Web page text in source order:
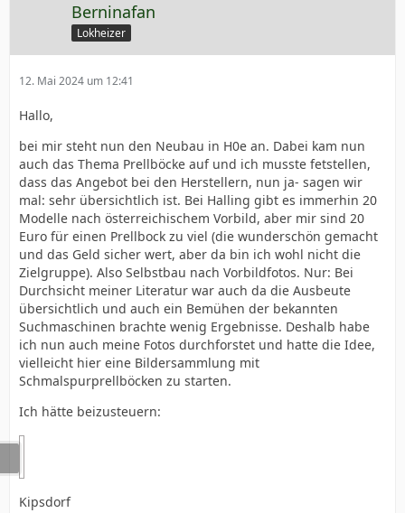
Berninafan
Lokheizer
12. Mai 2024 um 12:41
Hallo,
bei mir steht nun den Neubau in H0e an. Dabei kam nun
auch das Thema Prellböcke auf und ich musste fetstellen,
dass das Angebot bei den Herstellern, nun ja- sagen wir
mal: sehr übersichtlich ist. Bei Halling gibt es immerhin 20
Modelle nach österreichischem Vorbild, aber mir sind 20
Euro für einen Prellbock zu viel (die wunderschön gemacht
und das Geld sicher wert, aber da bin ich wohl nicht die
Zielgruppe). Also Selbstbau nach Vorbildfotos. Nur: Bei
Durchsicht meiner Literatur war auch da die Ausbeute
übersichtlich und auch ein Bemühen der bekannten
Suchmaschinen brachte wenig Ergebnisse. Deshalb habe
ich nun auch meine Fotos durchforstet und hatte die Idee,
vielleicht hier eine Bildersammlung mit
Schmalspurprellböcken zu starten.
Ich hätte beizusteuern:
Kipsdorf